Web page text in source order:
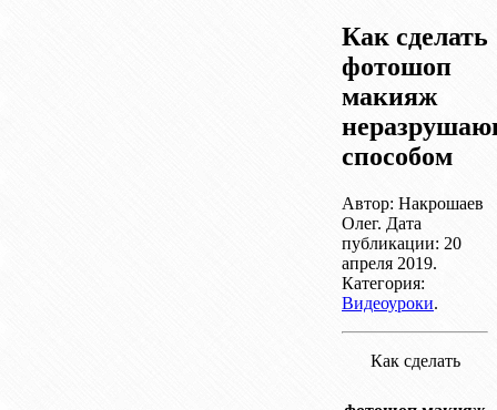
Как сделать
фотошоп
макияж
способом
Автор: Накрошаев
Олег. Дата
публикации: 20
апреля 2019.
Категория:
Видеоуроки.
Как сделать